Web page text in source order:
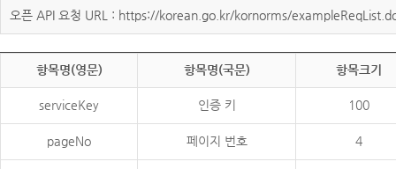
오픈 API 요청 URL : https://korean.go.kr/kornorms/
항목명(영문) 항목명(국문) 항목크기
serviceKey 인증 키 100
pageNo 페이지 번호 4